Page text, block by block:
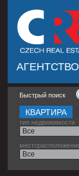
Быстрый поиск
КВАРТИРА
тип недвижимости